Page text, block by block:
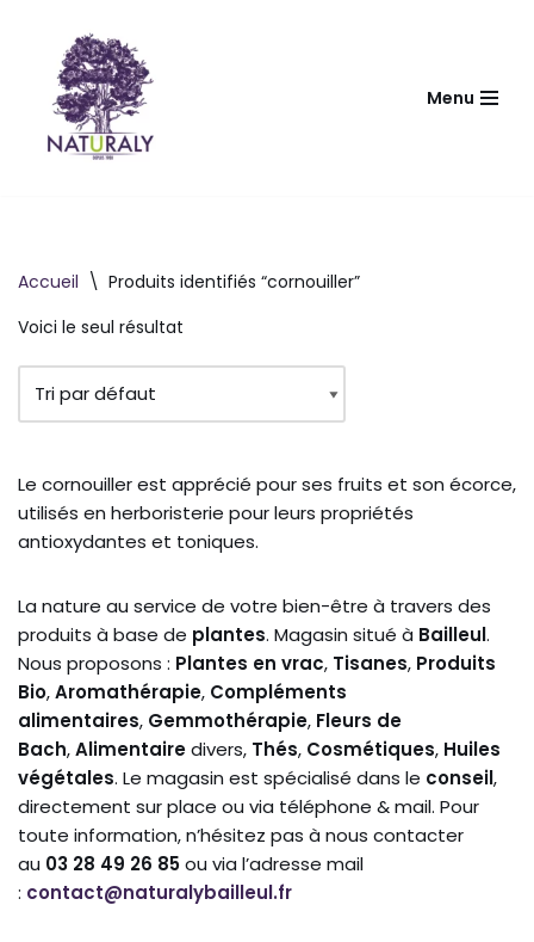
contenu
Menu
Accueil \ Produits identifiés “cornouiller”
Voici le seul résultat
Le cornouiller est apprécié pour ses fruits et son écorce,
utilisés en herboristerie pour leurs propriétés
antioxydantes et toniques.
La nature au service de votre bien-être à travers des
produits à base de plantes. Magasin situé à Bailleul.
Nous proposons : Plantes en vrac, Tisanes, Produits
Bio,Aromathérapie, Compléments
alimentaires, Gemmothérapie, Fleurs de
Bach,Alimentairedivers, Thés, Cosmétiques, Huiles
végétales. Le magasin est spécialisé dans le conseil,
directement sur place ou via téléphone & mail. Pour
toute information, n’hésitez pas à nous contacter
au 03 28 49 26 85ou via l’adresse mail
: contact@naturalybailleul.fr